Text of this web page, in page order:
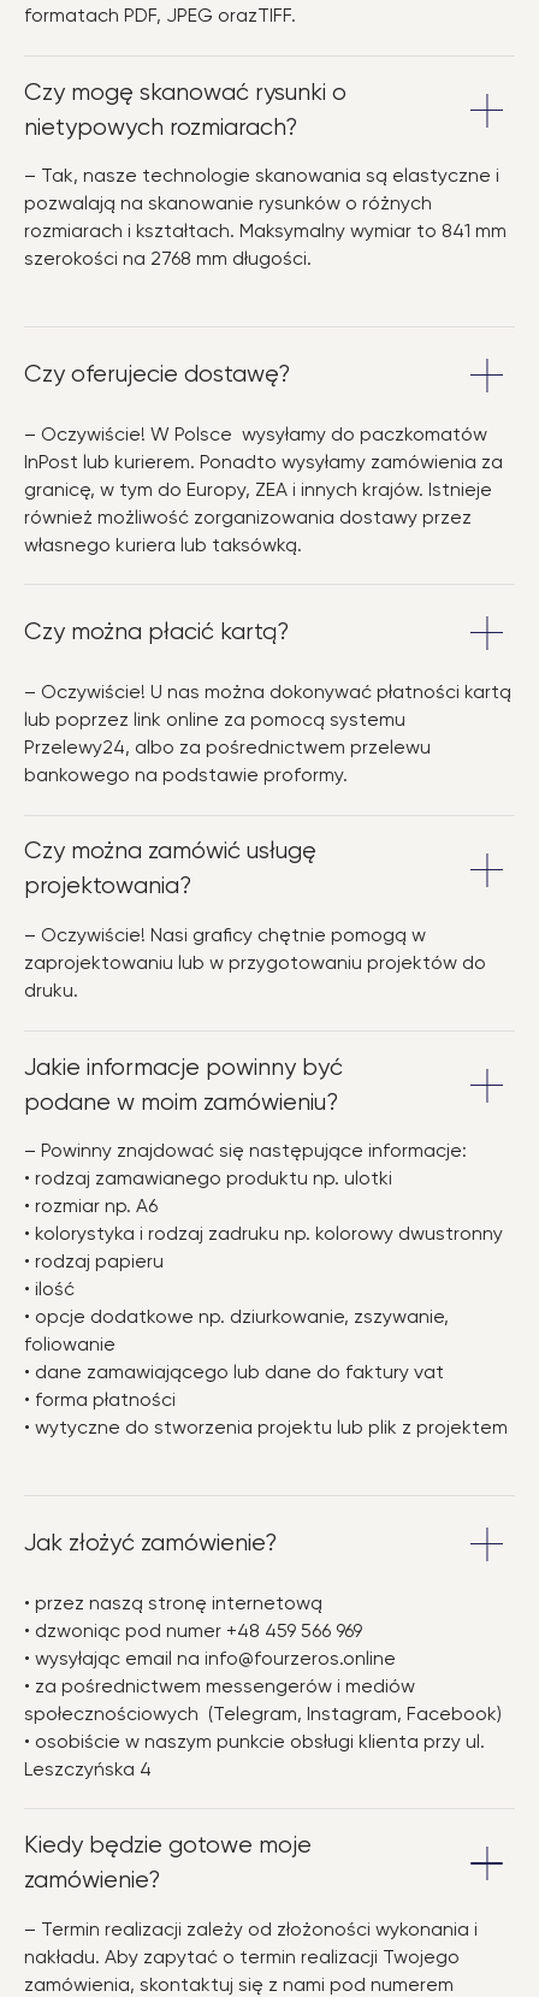
formatach PDF, JPEG orazTIFF.
Czy mogę skanować rysunki o
nietypowych rozmiarach?
– Tak, nasze technologie skanowania są elastyczne i
pozwalają na skanowanie rysunków o różnych
rozmiarach i kształtach. Maksymalny wymiar to 841 mm
szerokości na 2768 mm długości.
Czy oferujecie dostawę?
– Oczywiście! W Polsce wysyłamy do paczkomatów
InPost lub kurierem. Ponadto wysyłamy zamówienia za
granicę, w tym do Europy, ZEA i innych krajów. Istnieje
również możliwość zorganizowania dostawy przez
własnego kuriera lub taksówką.
Czy można płacić kartą?
– Oczywiście! U nas można dokonywać płatności kartą
lub poprzez link online za pomocą systemu
Przelewy24, albo za pośrednictwem przelewu
bankowego na podstawie proformy.
Czy można zamówić usługę
projektowania?
– Oczywiście! Nasi graficy chętnie pomogą w
zaprojektowaniu lub w przygotowaniu projektów do
druku.
Jakie informacje powinny być
podane w moim zamówieniu?
– Powinny znajdować się następujące informacje:
• rodzaj zamawianego produktu np. ulotki
• rozmiar np. A6
• kolorystyka i rodzaj zadruku np. kolorowy dwustronny
• rodzaj papieru
• ilość
• opcje dodatkowe np. dziurkowanie, zszywanie,
foliowanie
• dane zamawiającego lub dane do faktury vat
• forma płatności
• wytyczne do stworzenia projektu lub plik z projektem
Jak złożyć zamówienie?
• przez naszą stronę internetową
• dzwoniąc pod numer +48 459 566 969
• wysyłając email na info@fourzeros.online
• za pośrednictwem messengerów i mediów
społecznościowych (Telegram, Instagram, Facebook)
• osobiście w naszym punkcie obsługi klienta przy ul.
Leszczyńska 4
Kiedy będzie gotowe moje
zamówienie?
– Termin realizacji zależy od złożoności wykonania i
nakładu. Aby zapytać o termin realizacji Twojego
zamówienia, skontaktuj się z nami pod numerem